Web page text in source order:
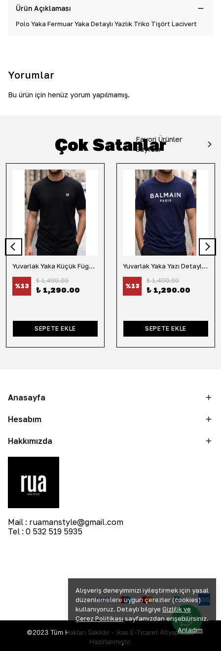
Alışveriş deneyiminizi iyileştirmek için yasal
düzenlemelere uygun çerezler (cookies)
kullanıyoruz. Detaylı bilgiye Gizlilik ve
Çerez Politikası sayfamızdan erişebilirsiniz.
Anladım
Ürün Açıklaması
Polo Yaka Fermuar Yaka Detaylı Yazlık Triko Tişört Lacivert
Yorumlar
Bu ürün için henüz yorum yapılmamış.
Çok Satanlar
Favori Ürünler
Sayfası
Yuvarlak Yaka Küçük Fügür Detaylı Tişört-Siyah
%13
₺ 1,490.00
₺ 1,290.00
SEPETE EKLE
Yuvarlak Yaka Yazı Detaylı Tişört-Lacivert
%13
₺ 1,490.00
₺ 1,290.00
SEPETE EKLE
Anasayfa
Hesabım
Hakkımızda
Mail : ruamanstyle@gmail.com
Tel : 0 532 519 5935
©2023 Tüm Hakları Saklıdır - ikas E-Ticaret Altyapısı ile
Hazırlanmıştır.